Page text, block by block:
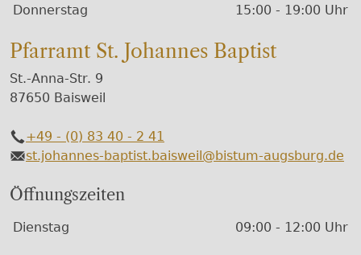
Wochentage / Monate
Öffnungszeiten / Hinweise
Donnerstag 15:00 - 19:00 Uhr
Pfarramt St. Johannes Baptist
St.-Anna-Str. 9
87650 Baisweil
Telefon
+49 - (0) 83 40 - 2 41
E-Mail
st.johannes-baptist.baisweil@bistum-augsburg.de
Öffnungszeiten
Wochentage / Monate
Öffnungszeiten / Hinweise
Dienstag 09:00 - 12:00 Uhr